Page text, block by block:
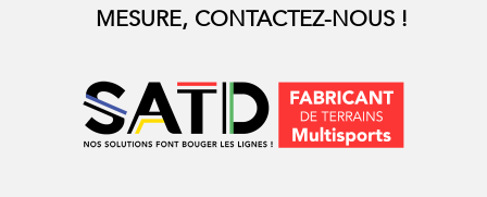
MESURE, CONTACTEZ-NOUS !